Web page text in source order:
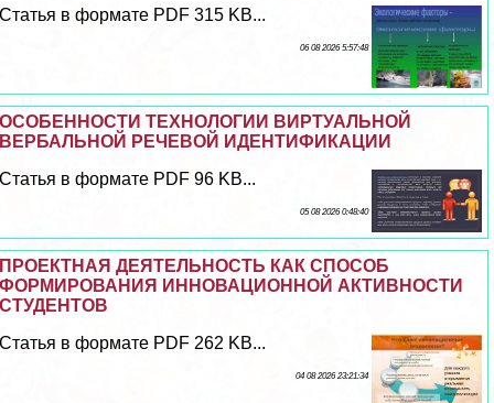
Статья в формате PDF 315 KB...
06 08 2026 5:57:48
ОСОБЕННОСТИ ТЕХНОЛОГИИ ВИРТУАЛЬНОЙ
ВЕРБАЛЬНОЙ РЕЧЕВОЙ ИДЕНТИФИКАЦИИ
Статья в формате PDF 96 KB...
05 08 2026 0:48:40
ПРОЕКТНАЯ ДЕЯТЕЛЬНОСТЬ КАК СПОСОБ
ФОРМИРОВАНИЯ ИННОВАЦИОННОЙ АКТИВНОСТИ
СТУДЕНТОВ
Статья в формате PDF 262 KB...
04 08 2026 23:21:34